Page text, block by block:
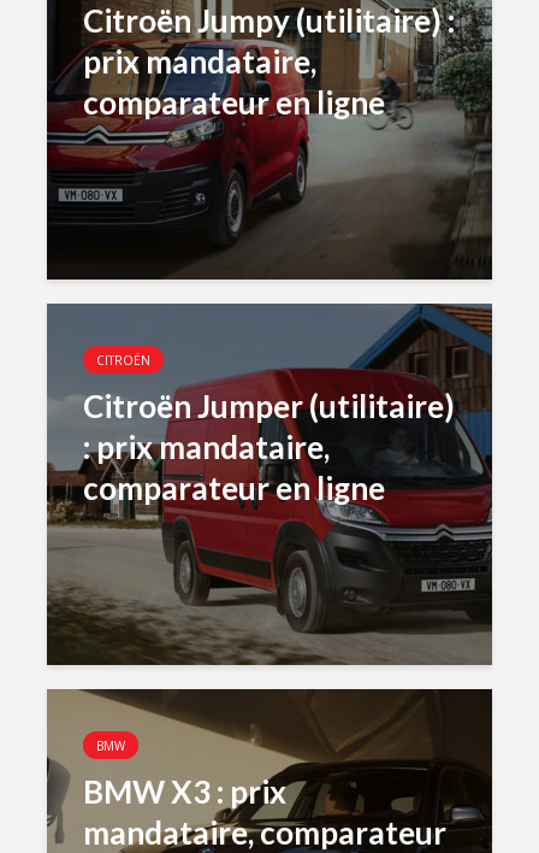
Citroën Jumpy (utilitaire) :
prix mandataire,
comparateur en ligne
CITROËN
Citroën Jumper (utilitaire)
: prix mandataire,
comparateur en ligne
BMW
BMW X3 : prix
mandataire, comparateur